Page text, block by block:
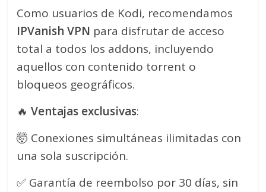
Como usuarios de Kodi, recomendamos
IPVanish VPN para disfrutar de acceso
total a todos los addons, incluyendo
aquellos con contenido torrent o
bloqueos geográficos.
🔥Ventajas exclusivas:
🤯 Conexiones simultáneas ilimitadas con
una sola suscripción.
✅ Garantía de reembolso por 30 días, sin